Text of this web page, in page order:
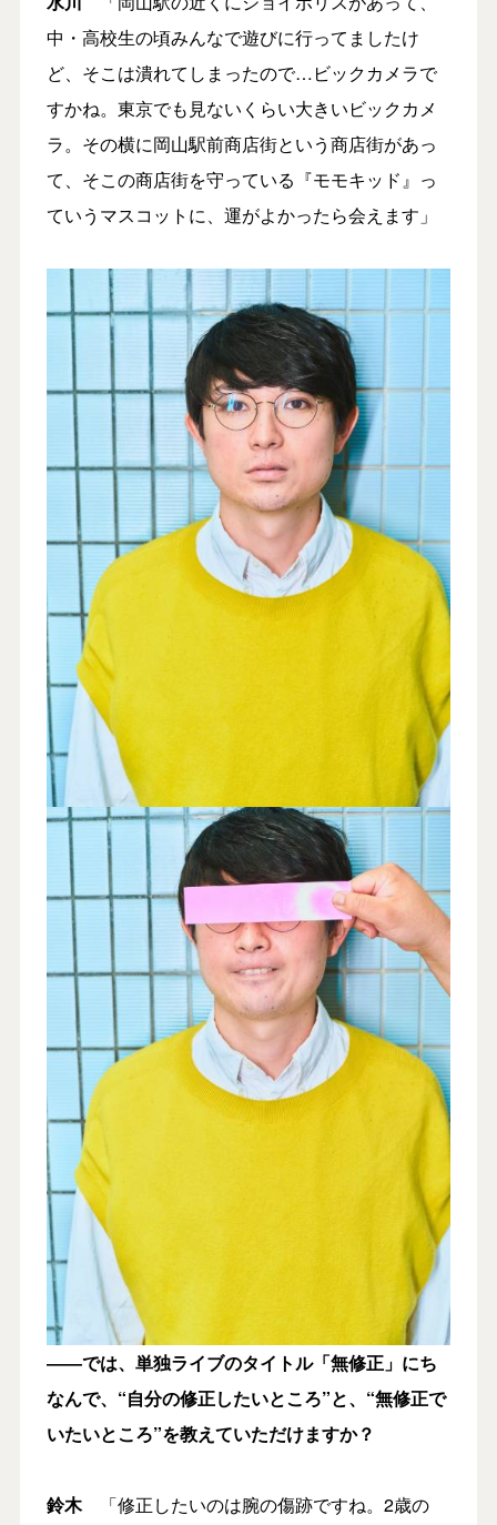
中・高校生の頃みんなで遊びに行ってましたけ
ど、そこは潰れてしまったので…ビックカメラで
すかね。東京でも見ないくらい大きいビックカメ
ラ。その横に岡山駅前商店街という商店街があっ
て、そこの商店街を守っている『モモキッド』っ
ていうマスコットに、運がよかったら会えます」
――では、単独ライブのタイトル「無修正」にち
なんで、“自分の修正したいところ”と、“無修正で
いたいところ”を教えていただけますか？
鈴木「修正したいのは腕の傷跡ですね。2歳の